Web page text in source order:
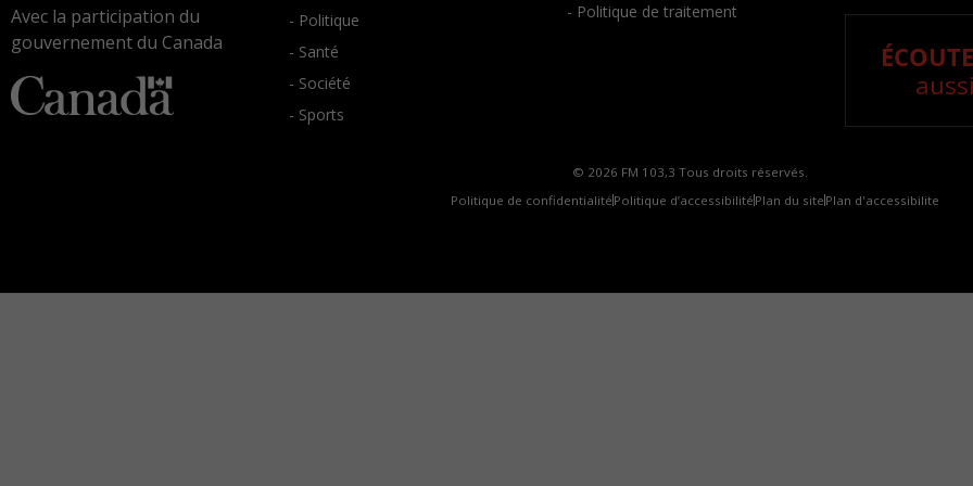
Avec la participation du
gouvernement du Canada
- Politique
- Santé
- Société
- Sports
- Politique de traitement
© 2026 FM 103,3 Tous droits réservés.
Politique de confidentialité Politique d’accessibilité Plan du site Plan d'accessibilite